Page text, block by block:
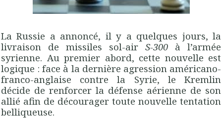
La Russie a annoncé, il y a quelques jours, la
livraison de missiles sol-air S-300 à l’armée
syrienne. Au premier abord, cette nouvelle est
logique : face à la dernière agression américano-
franco-anglaise contre la Syrie, le Kremlin
décide de renforcer la défense aérienne de son
allié afin de décourager toute nouvelle tentation
belliqueuse.